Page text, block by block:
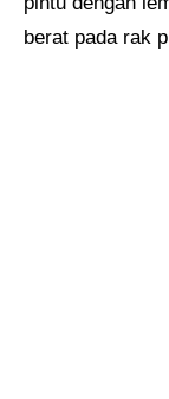
berat pada rak